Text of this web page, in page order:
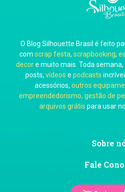
Carol Pessoa
Ju Mirthes
O Blog Silhouette Brasil é feito
com scrap festa, scrapbooking,
decore muito mais. Toda
posts, vídeos e podcasts
acessórios, outros
empreendedorismo, gestão de
arquivos grátis para usar no
Sobre
Fale